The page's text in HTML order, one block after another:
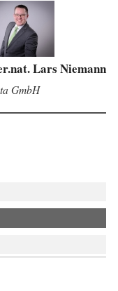
Lars Niemann
GmbH